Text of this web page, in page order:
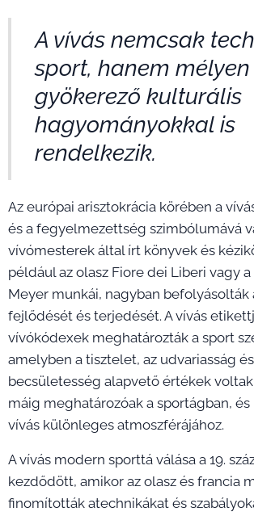
A vívás nemcsak
sport, hanem mélyen
gyökerező kulturális
hagyományokkal is
rendelkezik.
Az európai arisztokrácia körében a
és a fegyelmezettség szimbólumává
vívómesterek által írt könyvek és
például az olasz Fiore dei Liberi vagy
Meyer munkái, nagyban befolyásolták
fejlődését és terjedését. A vívás
vívókódexek meghatározták a sport
amelyben a tisztelet, az udvariasság
becsületesség alapvető értékek
máig meghatározóak a sportágban, és
vívás különleges atmoszférájához.
A vívás modern sporttá válása a 19.
kezdődött, amikor az olasz és francia
finomították atechnikákat és